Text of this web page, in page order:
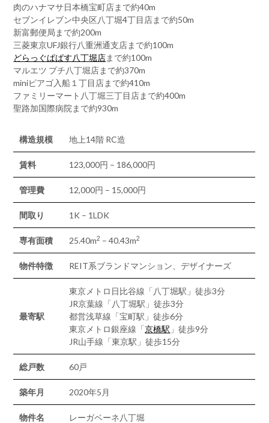
肉のハナマサ日本橋宝町店まで約40m
セブンイレブン中央区八丁堀4丁目店まで約50m
新富郵便局まで約200m
三菱東京UFJ銀行八重洲通支店まで約100m
どらっぐぱぱす八丁堀店まで約100m
マルエツ プチ八丁堀店まで約370m
miniピアゴ入船１丁目店まで約410m
ファミリーマート八丁堀三丁目店まで約400m
聖路加国際病院まで約930m
構造規模 地上14階 RC造
賃料 123,000円 – 186,000円
管理費 12,000円 – 15,000円
間取り 1K – 1LDK
専有面積 25.40m2 – 40.43m2
物件特徴 REIT系ブランドマンション、デザイナーズ
最寄駅
東京メトロ日比谷線「八丁堀駅」徒歩3分
JR京葉線「八丁堀駅」徒歩3分
都営浅草線「宝町駅」徒歩6分
東京メトロ銀座線「京橋駅 」徒歩9分
JR山手線「東京駅」徒歩15分
総戸数 60戸
築年月 2020年5月
物件名 レーガベーネ八丁堀